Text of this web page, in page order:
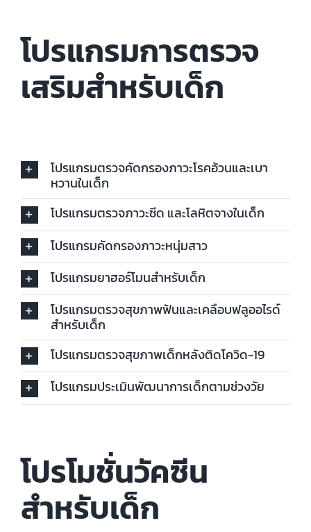
โปรแกรมการตรวจ
เสริมสำหรับเด็ก
โปรแกรมตรวจคัดกรองภาวะโรคอ้วนและเบา
หวานในเด็ก
โปรแกรมตรวจภาวะซีด และโลหิตจางในเด็ก
โปรแกรมคัดกรองภาวะหนุ่มสาว
โปรแกรมยาฮอร์โมนสำหรับเด็ก
โปรแกรมตรวจสุขภาพฟันและเคลือบฟลูออไรด์
สำหรับเด็ก
โปรแกรมตรวจสุขภาพเด็กหลังติดโควิด-19
โปรแกรมประเมินพัฒนาการเด็กตามช่วงวัย
โปรโมชั่นวัคซีน
สำหรับเด็ก